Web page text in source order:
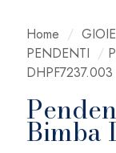
Home /
PENDENTI /
DHPF7237.003
Bimba